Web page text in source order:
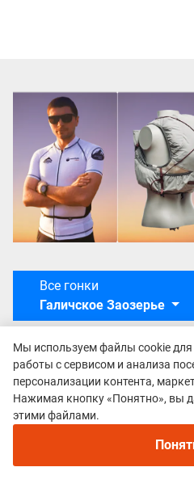
Все гонки
Галичское Заозерье
Мы используем файлы cookie
работы с сервисом и анализа
персонализации контента,
Нажимая кнопку «Понятно», вы
этими файлами.